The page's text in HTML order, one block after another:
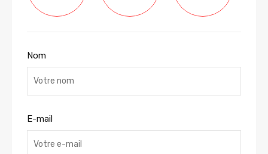
Nom
E-mail